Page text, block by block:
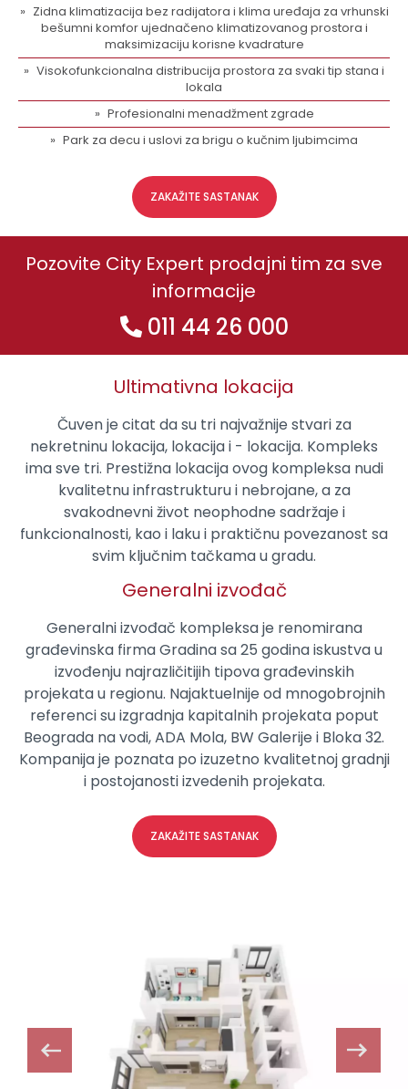
Zidna klimatizacija bez radijatora i klima uređaja za vrhunski
bešumni komfor ujednačeno klimatizovanog prostora i
maksimizaciju korisne kvadrature
Visokofunkcionalna distribucija prostora za svaki tip stana i
lokala
Profesionalni menadžment zgrade
Park za decu i uslovi za brigu o kučnim ljubimcima
ZAKAŽITE SASTANAK
Pozovite City Expert prodajni tim za sve
informacije
011 44 26 000
Ultimativna lokacija
Čuven je citat da su tri najvažnije stvari za
nekretninu lokacija, lokacija i - lokacija. Kompleks
ima sve tri. Prestižna lokacija ovog kompleksa nudi
kvalitetnu infrastrukturu i nebrojane, a za
svakodnevni život neophodne sadržaje i
funkcionalnosti, kao i laku i praktičnu povezanost sa
svim ključnim tačkama u gradu.
Generalni izvođač
Generalni izvođač kompleksa je renomirana
građevinska firma Gradina sa 25 godina iskustva u
izvođenju najrazličitijih tipova građevinskih
projekata u regionu. Najaktuelnije od mnogobrojnih
referenci su izgradnja kapitalnih projekata poput
Beograda na vodi, ADA Mola, BW Galerije i Bloka 32.
Kompanija je poznata po izuzetno kvalitetnoj gradnji
i postojanosti izvedenih projekata.
ZAKAŽITE SASTANAK